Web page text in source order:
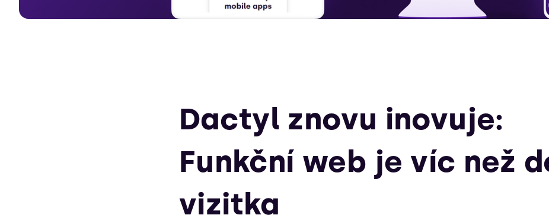
Dactyl znovu inovuje:
Funkční web je víc než
vizitka